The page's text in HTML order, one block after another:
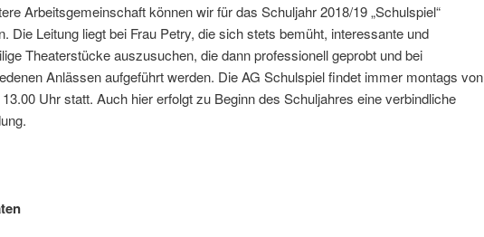
Arbeitsgemeinschaft können wir für das Schuljahr 2018/19 „Schulspiel“
Die Leitung liegt bei Frau Petry, die sich stets bemüht, interessante und
Theaterstücke auszusuchen, die dann professionell geprobt und bei
Anlässen aufgeführt werden. Die AG Schulspiel findet immer montags von
13.00 Uhr statt. Auch hier erfolgt zu Beginn des Schuljahres eine verbindliche